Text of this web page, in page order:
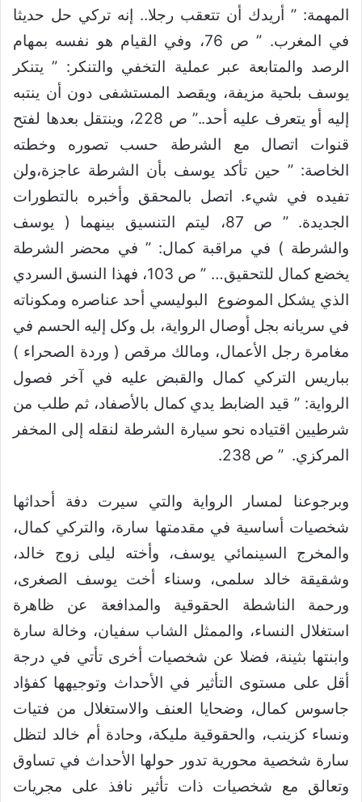
المهمة: ” أريدك أن تتعقب رجلا.. إنه تركي حل حديثا
في المغرب. ” ص 76، وفي القيام هو نفسه بمهام
الرصد والمتابعة عبر عملية التخفي والتنكر: ” يتنكر
يوسف بلحية مزيفة، ويقصد المستشفى دون أن ينتبه
إليه أو يتعرف عليه أحد..” ص 228، وينتقل بعدها لفتح
قنوات اتصال مع الشرطة حسب تصوره وخطته
الخاصة: ” حين تأكد يوسف بأن الشرطة عاجزة،ولن
تفيده في شيء. اتصل بالمحقق وأخبره بالتطورات
الجديدة. ” ص 87، ليتم التنسيق بينهما ( يوسف
والشرطة ) في مراقبة كمال: ” في محضر الشرطة
يخضع كمال للتحقيق… ” ص 103، فهذا النسق السردي
الذي يشكل الموضوع البوليسي أحد عناصره ومكوناته
في سريانه بجل أوصال الرواية، بل وكل إليه الحسم في
مغامرة رجل الأعمال، ومالك مرقص ( وردة الصحراء )
بباريس التركي كمال والقبض عليه في آخر فصول
الرواية: ” قيد الضابط يدي كمال بالأصفاد، ثم طلب من
شرطيين اقتياده نحو سيارة الشرطة لنقله إلى المخفر
المركزي. ” ص 238.
وبرجوعنا لمسار الرواية والتي سيرت دفة أحداثها
شخصيات أساسية في مقدمتها سارة، والتركي كمال،
والمخرج السينمائي يوسف، وأخته ليلى زوج خالد،
وشقيقة خالد سلمى، وسناء أخت يوسف الصغرى،
ورحمة الناشطة الحقوقية والمدافعة عن ظاهرة
استغلال النساء، والممثل الشاب سفيان، وخالة سارة
وابنتها بثينة، فضلا عن شخصيات أخرى تأتي في درجة
أقل على مستوى التأثير في الأحداث وتوجيهها كفؤاد
جاسوس كمال، وضحايا العنف والاستغلال من فتيات
ونساء كزينب، والحقوقية مليكة، وحادة أم خالد لتظل
سارة شخصية محورية تدور حولها الأحداث في تساوق
وتعالق مع شخصيات ذات تأثير نافذ على مجريات